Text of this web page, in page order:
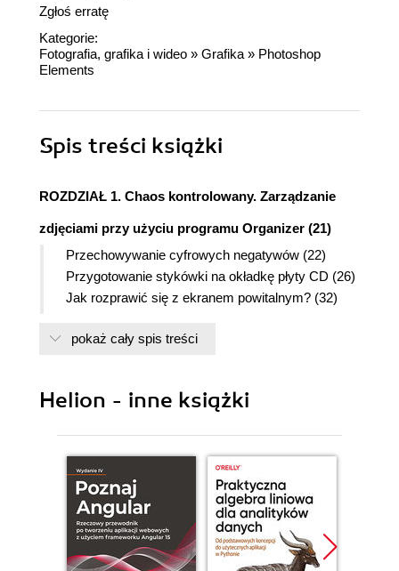
Zgłoś erratę
Kategorie:
Fotografia, grafika i wideo » Grafika » Photoshop
Elements
Spis treści książki
ROZDZIAŁ 1. Chaos kontrolowany. Zarządzanie
zdjęciami przy użyciu programu Organizer (21)
Przechowywanie cyfrowych negatywów (22)
Przygotowanie stykówki na okładkę płyty CD (26)
Jak rozprawić się z ekranem powitalnym? (32)
Automatyczny import zdjęć przy użyciu funkcji
Pełnoekranowy podgląd zdjęć (37)
(39)
Wyszukiwanie zdjęć na podstawie miesiąca i roku
ich powstania (40)
Znakowanie zdjęć (identyfikatory) (41)
Znakowanie zdjęć ludzi (identyfikacja twarzy) (44)
pokaż cały spis treści
Helion - inne książki